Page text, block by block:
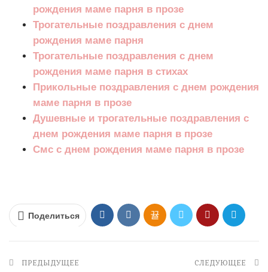
рождения маме парня в прозе
Трогательные поздравления с днем
рождения маме парня
Трогательные поздравления с днем
рождения маме парня в стихах
Прикольные поздравления с днем рождения
маме парня в прозе
Душевные и трогательные поздравления с
днем рождения маме парня в прозе
Смс с днем рождения маме парня в прозе
Поделиться
ПРЕДЫДУЩЕЕ СЛЕДУЮЩЕЕ